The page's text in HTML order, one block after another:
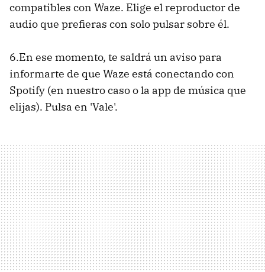
compatibles con Waze. Elige el reproductor de
audio que prefieras con solo pulsar sobre él.
6.En ese momento, te saldrá un aviso para
informarte de que Waze está conectando con
Spotify (en nuestro caso o la app de música que
elijas). Pulsa en 'Vale'.